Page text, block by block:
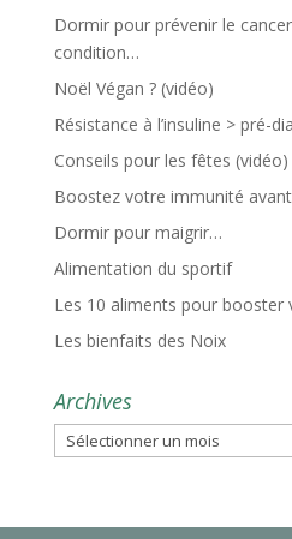
Dormir pour prévenir le
condition…
Noël Végan ? (vidéo)
Résistance à l’insuline > pré-
Conseils pour les fêtes (vidéo)
Boostez votre immunité avant
Dormir pour maigrir…
Alimentation du sportif
Les 10 aliments pour booster
Les bienfaits des Noix
Archives
Archives